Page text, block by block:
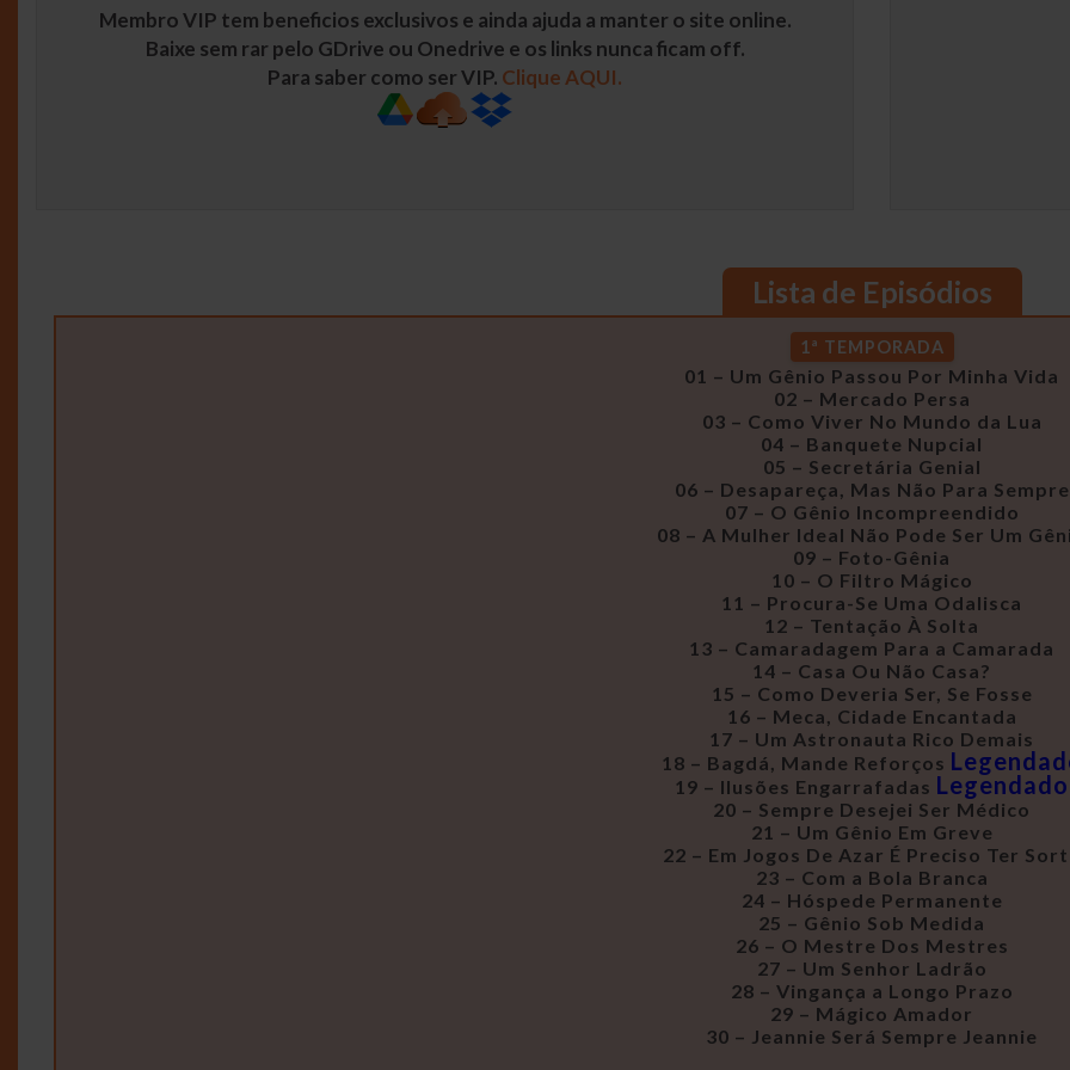
Membro VIP tem beneficios exclusivos e ainda ajuda a manter o site online.
Baixe sem rar pelo GDrive ou Onedrive e os links nunca ficam off.
Para saber como ser VIP. Clique AQUI.
Lista de Episódios
1ª TEMPORADA
01 – Um Gênio Passou Por Minha Vida
02 – Mercado Persa
03 – Como Viver No Mundo da Lua
04 – Banquete Nupcial
05 – Secretária Genial
06 – Desapareça, Mas Não Para Sempre
07 – O Gênio Incompreendido
08 – A Mulher Ideal Não Pode Ser Um
09 – Foto-Gênia
10 – O Filtro Mágico
11 – Procura-Se Uma Odalisca
12 – Tentação À Solta
13 – Camaradagem Para a Camarada
14 – Casa Ou Não Casa?
15 – Como Deveria Ser, Se Fosse
16 – Meca, Cidade Encantada
17 – Um Astronauta Rico Demais
18 – Bagdá, Mande Reforços
19 – Ilusões Engarrafadas Legendado
20 – Sempre Desejei Ser Médico
21 – Um Gênio Em Greve
22 – Em Jogos De Azar É Preciso Ter
23 – Com a Bola Branca
24 – Hóspede Permanente
25 – Gênio Sob Medida
26 – O Mestre Dos Mestres
27 – Um Senhor Ladrão
28 – Vingança a Longo Prazo
29 – Mágico Amador
30 – Jeannie Será Sempre Jeannie